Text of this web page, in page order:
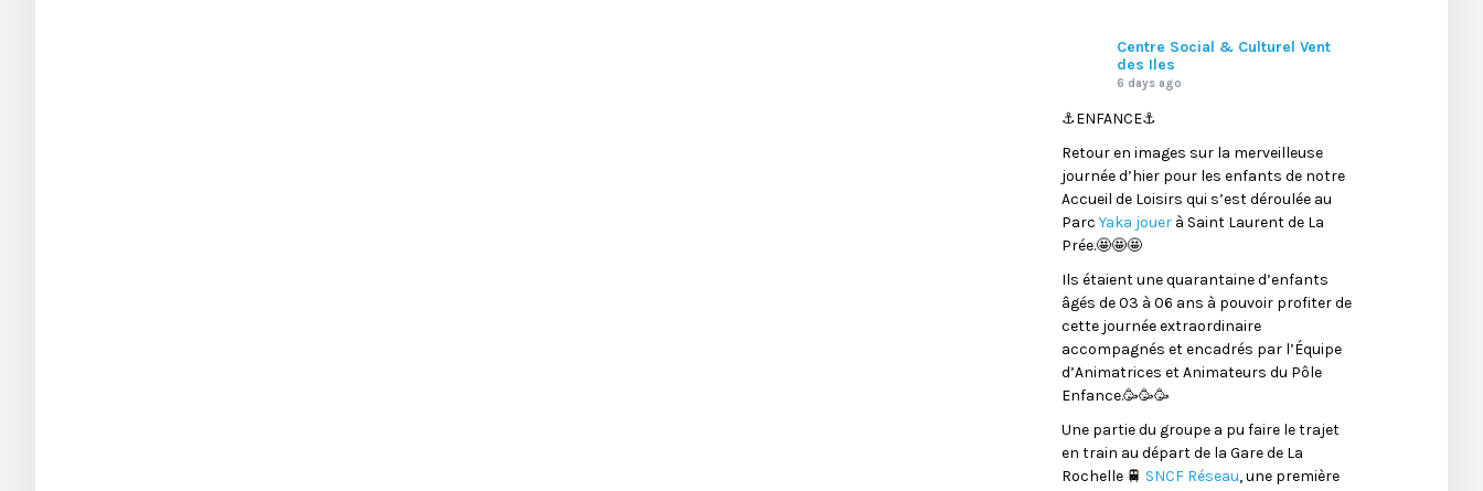
Centre Social & Culturel Vent
des Iles
6 days ago
⚓️ENFANCE⚓️
Retour en images sur la merveilleuse
journée d’hier pour les enfants de notre
Accueil de Loisirs qui s’est déroulée au
Parc Yaka jouer à Saint Laurent de La
Prée.🤩🤩🤩
Ils étaient une quarantaine d’enfants
âgés de 03 à 06 ans à pouvoir profiter de
cette journée extraordinaire
accompagnés et encadrés par l’Équipe
d’Animatrices et Animateurs du Pôle
Enfance.🥳🥳🥳
Une partie du groupe a pu faire le trajet
en train au départ de la Gare de La
Rochelle 🚆 SNCF Réseau, une première